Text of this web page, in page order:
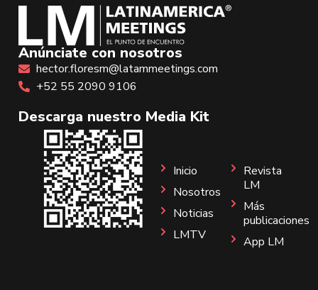
Anúnciate con nosotros
hector.floresm@latammeetings.com
+52 55 2090 9106
Descarga nuestro Media Kit
Inicio
Nosotros
Noticias
LMTV
Revista
LM
Más
publicaciones
App LM